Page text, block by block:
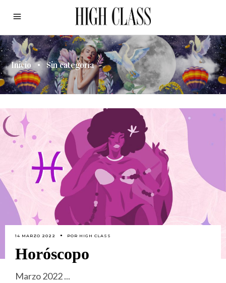
Inicio • Sin categoría
14 MARZO 2022 POR HIGH CLASS
Horóscopo
Marzo 2022